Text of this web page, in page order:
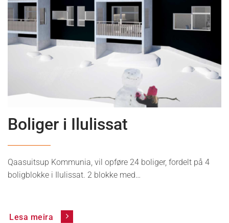
Boliger i Ilulissat
Qaasuitsup Kommunia, vil opføre 24 boliger, fordelt på 4
boligblokke i Ilulissat. 2 blokke med…
Lesa meira